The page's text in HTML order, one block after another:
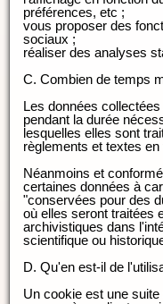
préférences, etc ;
vous proposer des fonctions de partage
sociaux ;
C. Combien de temps
Les données
pendant la durée
lesquelles elles sont
règlements et textes en
Néanmoins et
certaines données à
"conservées pour des
où elles seront traitées
archivistiques dans
scientifique ou
Un cookie est une suite d'informations envoyées par un